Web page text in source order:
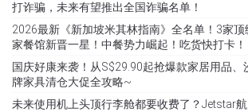
打诈骗，未来有望推出全国诈骗名单！
2026最新《新加坡米其林指南》全名单！3家
家餐馆新晋一星！中餐势力崛起！吃货快打卡！
国庆好康来袭！从S$29.90起抢爆款家居用品、
牌家具清仓大促全攻略~
未来使用机上头顶行李舱都要收费了？Jetstar